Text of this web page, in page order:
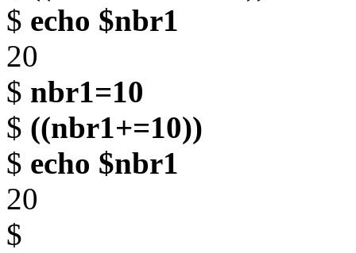
$ echo $nbr1
20
$ nbr1=10
$ ((nbr1+=10))
$ echo $nbr1
20
$